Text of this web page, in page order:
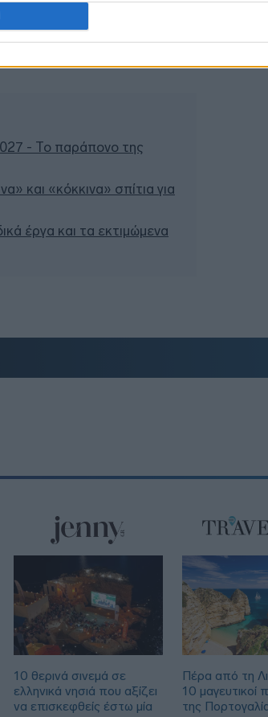
- Το παράπονο της
και «κόκκινα» σπίτια για
έργα και τα εκτιμώμενα
10 θερινά σινεμά σε
ελληνικά νησιά που αξίζει
να επισκεφθείς έστω μία
Πέρα από τη
10 μαγευτικοί
της